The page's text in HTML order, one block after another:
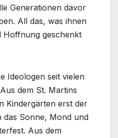
Generationen davor
All das, was ihnen
Hoffnung geschenkt
Ideologen seit vielen
dem St. Martins
Kindergärten erst der
das Sonne, Mond und
Aus dem